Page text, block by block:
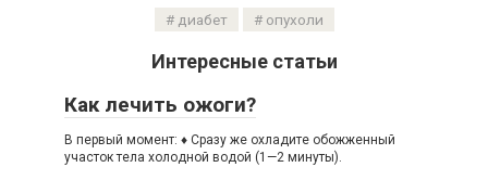
диабет опухоли
Интересные статьи
Как лечить ожоги?
В первый момент: ♦ Сразу же охладите обожженный
участок тела холодной водой (1—2 минуты).